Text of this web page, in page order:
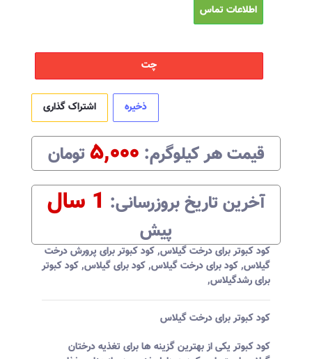
اطلاعات تماس
چت
ذخیره اشتراک گذاری
قیمت هرکیلوگرم:‌ ۵,۰۰۰تومان
آخرین تاریخ بروزرسانی:‌ 1 سال
پیش
کود کبوتر برای درخت گیلاس,کود کبوتر برای پرورش درخت
گیلاس,کود برای درخت گیلاس,کود برای گیلاس,کود کبوتر
برای رشدگیلاس,
کود کبوتر برای درخت گیلاس
کود کبوتر یکی از بهترین گزینه ها برای تغذیه درختان